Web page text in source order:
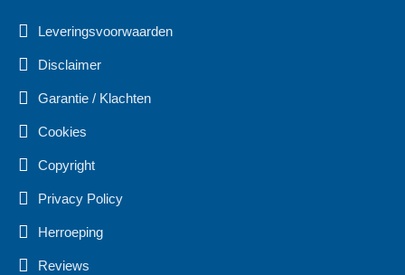
Leveringsvoorwaarden
Disclaimer
Garantie / Klachten
Cookies
Copyright
Privacy Policy
Herroeping
Reviews